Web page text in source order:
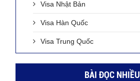
Visa Nhật Bản
Visa Hàn Quốc
Visa Trung Quốc
BÀI ĐỌC NHIỀU